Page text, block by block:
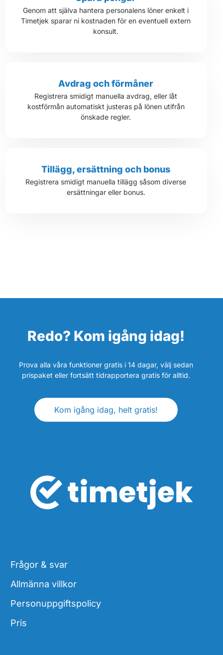
Genom att själva hantera personalens löner enkelt i
Timetjek sparar ni kostnaden för en eventuell extern
konsult.
Avdrag och förmåner
Registrera smidigt manuella avdrag, eller låt
kostförmån automatiskt justeras på lönen utifrån
önskade regler.
Tillägg, ersättning och bonus
Registrera smidigt manuella tillägg såsom diverse
ersättningar eller bonus.
Redo? Kom igång idag!
Prova alla våra funktioner gratis i 14 dagar, välj sedan
prispaket eller fortsätt tidrapportera gratis för alltid.
Kom igång idag, helt gratis!
Frågor & svar
Allmänna villkor
Personuppgiftspolicy
Pris